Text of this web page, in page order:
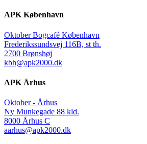
APK København
Oktober Bogcafé København
Frederikssundsvej 116B, st th.
2700 Brønshøj
kbh@apk2000.dk
APK Århus
Oktober - Århus
Ny Munkegade 88 kld.
8000 Århus C
aarhus@apk2000.dk